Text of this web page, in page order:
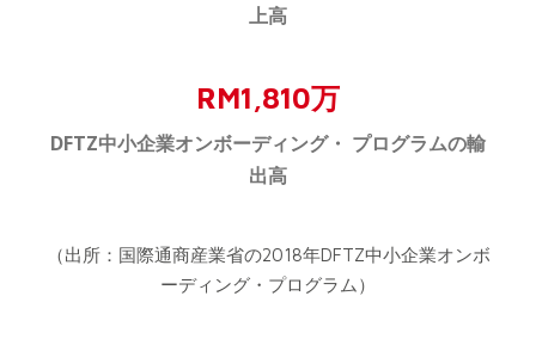
上高
RM1,810万
DFTZ中小企業オンボーディング・ プログラムの輸
出高
（出所：国際通商産業省の2018年DFTZ中小企業オンボ
ーディング・プログラム）